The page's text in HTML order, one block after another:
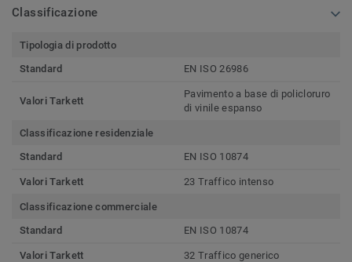
Classificazione
Tipologia di prodotto
Standard
EN ISO 26986
Valori Tarkett
Pavimento a base di policloruro
di vinile espanso
Classificazione residenziale
Standard
EN ISO 10874
Valori Tarkett 23 Traffico intenso
Classificazione commerciale
Standard
EN ISO 10874
Valori Tarkett 32 Traffico generico